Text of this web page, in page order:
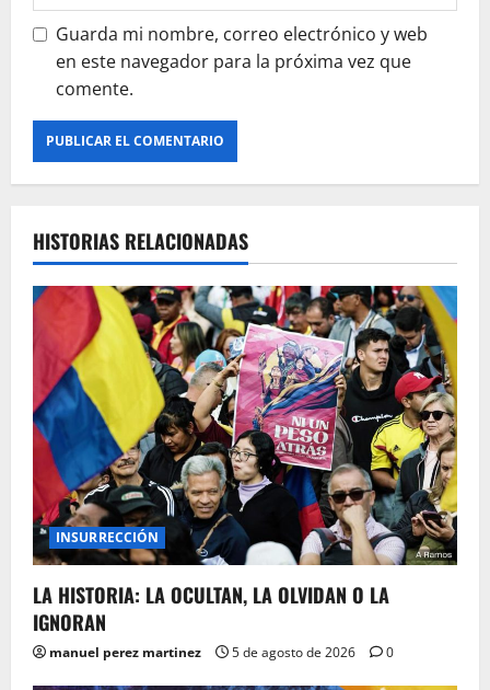
Guarda mi nombre, correo electrónico y web
en este navegador para la próxima vez que
comente.
HISTORIAS RELACIONADAS
INSURRECCIÓN
LA HISTORIA: LA OCULTAN, LA OLVIDAN O LA
IGNORAN
manuel perez martinez 5 de agosto de 2026 0